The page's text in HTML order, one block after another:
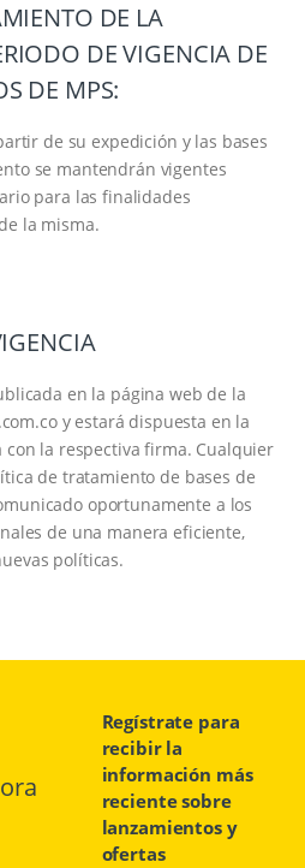
DE LA
DE VIGENCIA DE
DE MPS:
de su expedición y las bases
se mantendrán vigentes
para las finalidades
la misma.
en la página web de la
y estará dispuesta en la
la respectiva firma. Cualquier
de tratamiento de bases de
oportunamente a los
de una manera eficiente,
políticas.
Regístrate para
recibir la
información más
reciente sobre
lanzamientos y
ofertas